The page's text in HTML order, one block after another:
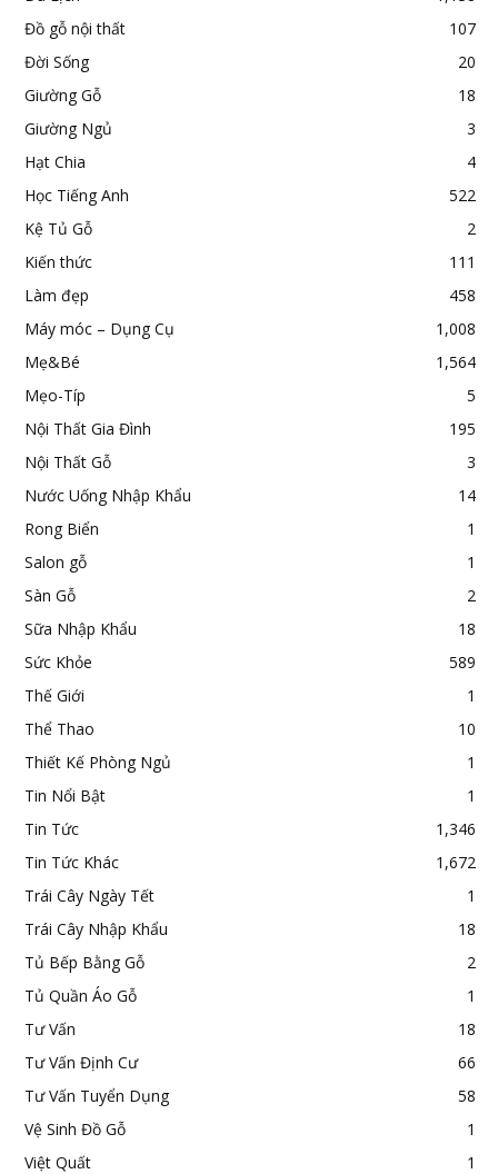
Đồ gỗ nội thất
107
Đời Sống
20
Giường Gỗ
18
Giường Ngủ
3
Hạt Chia
4
Học Tiếng Anh
522
Kệ Tủ Gỗ
2
Kiến thức
111
Làm đẹp
458
Máy móc – Dụng Cụ
1,008
Mẹ&Bé
1,564
Mẹo-Típ
5
Nội Thất Gia Đình
195
Nội Thất Gỗ
3
Nước Uống Nhập Khẩu
14
Rong Biển
1
Salon gỗ
1
Sàn Gỗ
2
Sữa Nhập Khẩu
18
Sức Khỏe
589
Thế Giới
1
Thể Thao
10
Thiết Kế Phòng Ngủ
1
Tin Nổi Bật
1
Tin Tức
1,346
Tin Tức Khác
1,672
Trái Cây Ngày Tết
1
Trái Cây Nhập Khẩu
18
Tủ Bếp Bằng Gỗ
2
Tủ Quần Áo Gỗ
1
Tư Vấn
18
Tư Vấn Định Cư
66
Tư Vấn Tuyển Dụng
58
Vệ Sinh Đồ Gỗ
1
Việt Quất
1